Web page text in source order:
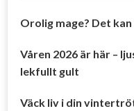
Orolig mage? Det
Våren 2026 är här –
lekfullt gult
Väck liv i din